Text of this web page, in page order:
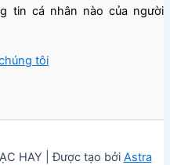
tin cá nhân nào của người
tôi
HAY | Được tạo bởi Astra